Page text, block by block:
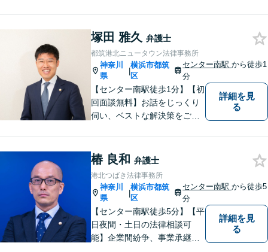
塚田 雅久 弁護士
都筑港北ニュータウン法律事務所
神奈川
県
|
横浜市都筑
区
センター南駅から徒歩1
分
【センター南駅徒歩1分】【初
回面談無料】お話をじっくり
伺い、ベストな解決策をご一
難解な用語は極力用いずに平
易かつ具体的な説明を心がけ
ていますので、まずは一度お
気軽にご相談頂ければと思い
ます。
詳細を見
る
椿 良和 弁護士
港北つばき法律事務所
神奈川
県
|
横浜市都筑
区
センター南駅から徒歩5
分
【センター南駅徒歩5分】【平
日夜間・土日の法律相談可
能】企業間紛争、事業承継・
詳細を見
る